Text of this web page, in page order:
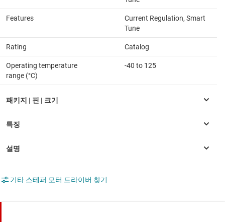
Features
Current Regulation, Smart
Tune
Rating Catalog
Operating temperature
range (°C)
-40 to 125
기타 스테퍼 모터 드라이버 찾기